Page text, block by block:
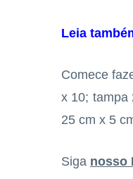
Leia
Comece
x 10; tampa
25 cm x 5
Siga nosso